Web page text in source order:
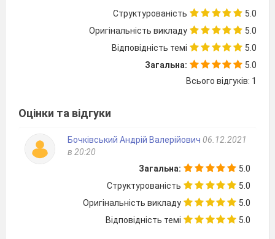
Структурованість
5.0
Оригінальність викладу
5.0
Відповідність темі
5.0
Загальна:
5.0
Всього відгуків: 1
Оцінки та відгуки
Бочківський Андрій Валерійович 06.12.2021
в 20:20
Загальна:
5.0
Структурованість
5.0
Оригінальність викладу
5.0
Відповідність темі
5.0